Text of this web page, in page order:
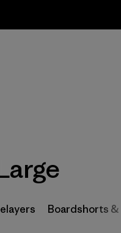
Boardshorts &